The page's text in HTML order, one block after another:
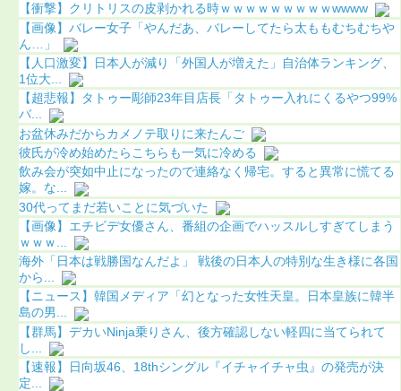
【衝撃】クリトリスの皮剥かれる時ｗｗｗｗｗｗｗｗｗwwww
【画像】バレー女子「やんだあ、バレーしてたら太ももむちむちや
ん…」
【人口激変】日本人が減り「外国人が増えた」自治体ランキング、
1位大...
【超悲報】タトゥー彫師23年目店長「タトゥー入れにくるやつ99%
バ...
お盆休みだからカメノテ取りに来たんご
彼氏が冷め始めたらこちらも一気に冷める
飲み会が突如中止になったので連絡なく帰宅。すると異常に慌てる
嫁。な...
30代ってまだ若いことに気づいた
【画像】エチビデ女優さん、番組の企画でハッスルしすぎてしまう
ｗｗｗ...
海外「日本は戦勝国なんだよ」 戦後の日本人の特別な生き様に各国
から...
【ニュース】韓国メディア「幻となった女性天皇。日本皇族に韓半
島の男...
【群馬】デカいNinja乗りさん、後方確認しない軽四に当てられて
し...
【速報】日向坂46、18thシングル『イチャイチャ虫』の発売が決
定...